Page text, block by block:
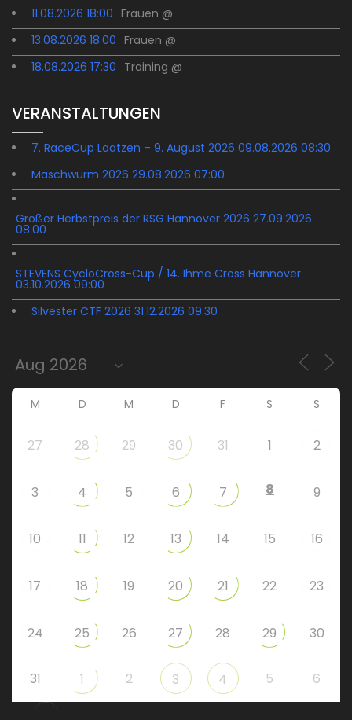
11.08.2026 18:00 Frauen @
13.08.2026 18:00 Frauen @
18.08.2026 17:30 Training @
VERANSTALTUNGEN
7. RaceCup Laatzen – 9. August 2026 09.08.2026 08:30
Maschwurm 2026 29.08.2026 07:00
Großer Herbstpreis der RSG Hannover 2026 27.09.2026
08:00
STEVENS CycloCross-Cup / 14. Ihme Cross Hannover
03.10.2026 09:00
Silvester CTF 2026 31.12.2026 09:30
M D M D F S S
27 28 29 30 31 1 2
3 4 5 6 7 8 9
10 11 12 13 14 15 16
17 18 19 20 21 22 23
24 25 26 27 28 29 30
31 1 2 3 4 5 6